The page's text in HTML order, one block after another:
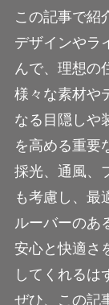
この記事で紹
デザインやラ
んで、理想の
様々な素材や
なる目隠しや
を高める重要
採光、通風、
も考慮し、最
ルーバーのあ
安心と快適さ
してくれるは
ぜひ、この記